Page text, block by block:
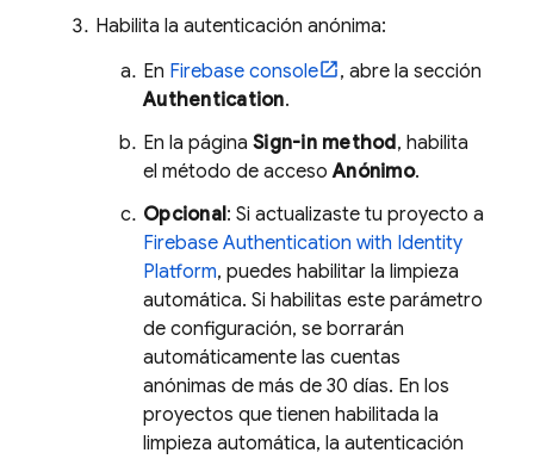
Habilita la autenticación anónima:
En Firebase console
, abre la sección
Authentication.
En la página Sign-in method, habilita
el método de accesoAnónimo.
Opcional: Si actualizaste tu proyecto a
Firebase Authentication with Identity
Platform, puedes habilitar la limpieza
automática. Si habilitas este parámetro
de configuración, se borrarán
automáticamente las cuentas
anónimas de más de 30 días. En los
proyectos que tienen habilitada la
limpieza automática, la autenticación